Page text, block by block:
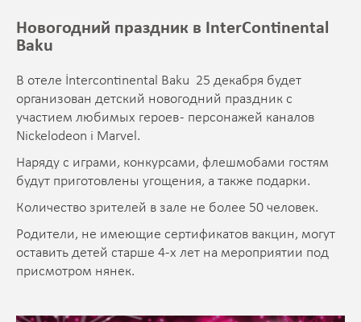
Новогодний праздник в InterContinental
Baku
В отеле İntercontinental Baku 25 декабря будет
организован детский новогодний праздник с
участием любимых героев - персонажей каналов
Nickelodeon i Marvel.
Наряду с играми, конкурсами, флешмобами гостям
будут приготовлены угощения, а также подарки.
Количество зрителей в зале не более 50 человек.
Родители, не имеющие сертификатов вакцин, могут
оставить детей старше 4-х лет на мероприятии под
присмотром нянек.